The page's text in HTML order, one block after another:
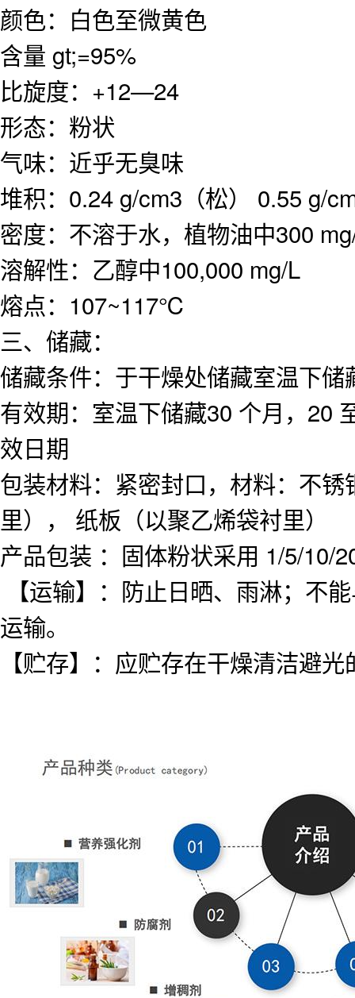
颜色：白色至微黄色
含量 gt;=95%
比旋度：+12—24
形态：粉状
气味：近乎无臭味
堆积：0.24 g/cm3（松） 0.55 g/
密度：不溶于水，植物油中300
溶解性：乙醇中100,000 mg/L
熔点：107~117℃
三、储藏：
储藏条件：于干燥处储藏室温下储
有效期：室温下储藏30 个月，20
效日期
包装材料：紧密封口，材料：不
里）， 纸板（以聚乙烯袋衬里）
产品包装 ：固体粉状采用 1/5/10/
【运输】：防止日晒、雨淋；不
运输。
【贮存】：应贮存在干燥清洁避